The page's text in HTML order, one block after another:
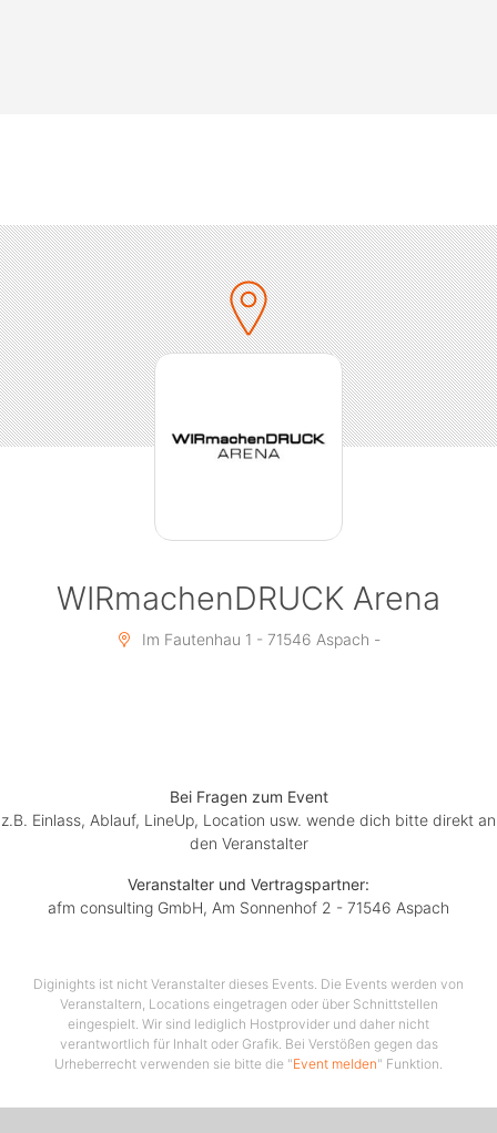
WIRmachenDRUCK Arena
Im Fautenhau 1 - 71546 Aspach -
Bei Fragen zum Event
z.B. Einlass, Ablauf, LineUp, Location usw. wende dich bitte direkt an
den Veranstalter
Veranstalter und Vertragspartner:
afm consulting GmbH, Am Sonnenhof 2 - 71546 Aspach
Diginights ist nicht Veranstalter dieses Events. Die Events werden von
Veranstaltern, Locations eingetragen oder über Schnittstellen
eingespielt. Wir sind lediglich Hostprovider und daher nicht
verantwortlich für Inhalt oder Grafik. Bei Verstößen gegen das
Urheberrecht verwenden sie bitte die "Event melden" Funktion.